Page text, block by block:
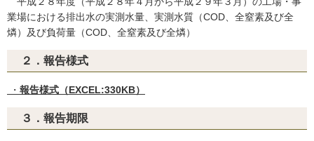
業場における排出水の実測水量、実測水質（COD、全窒素及び全
燐）及び負荷量（COD、全窒素及び全燐）
２．報告様式
・ 報告様式（EXCEL:330KB）
３．報告期限